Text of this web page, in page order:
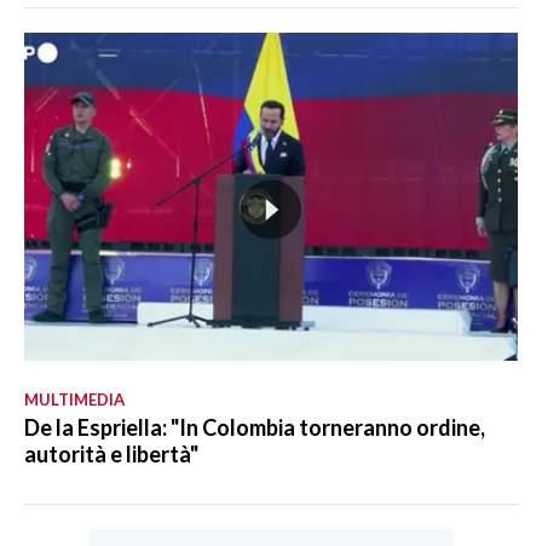
MULTIMEDIA
De la Espriella: "In Colombia torneranno ordine,
autorità e libertà"